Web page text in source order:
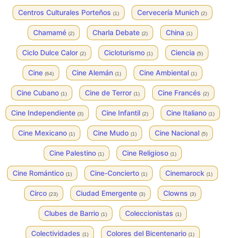
Centros Culturales Porteños (1) Cervecería Munich (2)
Chamamé (2) Charla Debate (2) China (1)
Ciclo Dulce Calor (2) Cicloturismo (1) Ciencia (5)
Cine (64) Cine Alemán (1) Cine Ambiental (1)
Cine Cubano (1) Cine de Terror (1) Cine Francés (2)
Cine Independiente (3) Cine Infantil (2) Cine Italiano (1)
Cine Mexicano (1) Cine Mudo (1) Cine Nacional (5)
Cine Palestino (1) Cine Religioso (1)
Cine Romántico (1) Cine-Concierto (1) Cinemarock (1)
Circo (23) Ciudad Emergente (3) Clowns (3)
Clubes de Barrio (1) Coleccionistas (1)
Colectividades (1) Colores del Bicentenario (1)